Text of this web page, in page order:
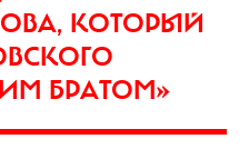
КОТОРЫЙ
БРАТОМ»